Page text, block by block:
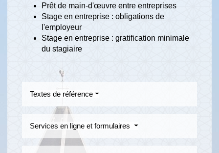
Prêt de main-d'œuvre entre entreprises
Stage en entreprise : obligations de
l'employeur
Stage en entreprise : gratification minimale
du stagiaire
Textes de référence
Services en ligne et formulaires